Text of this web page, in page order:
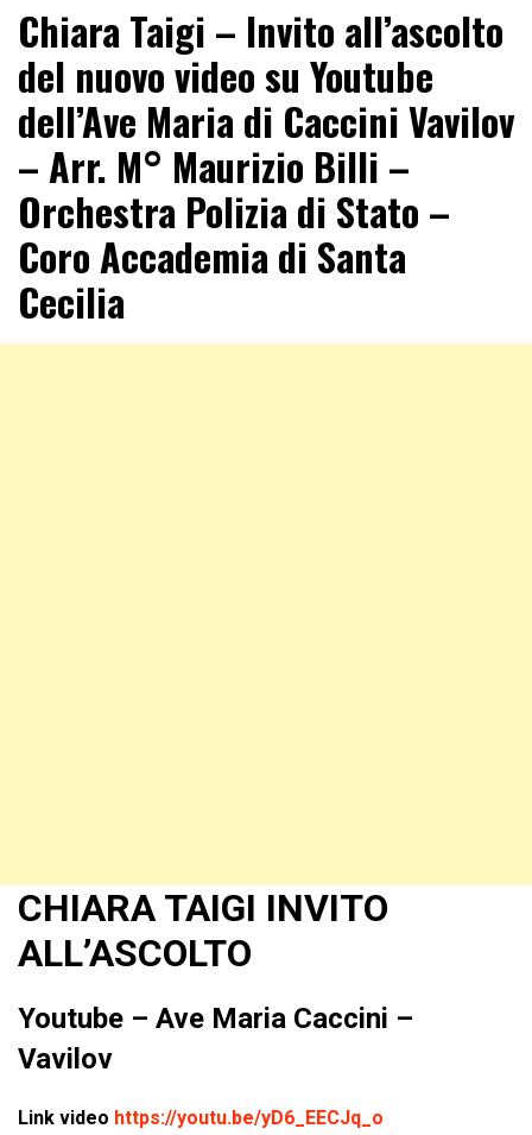
Chiara Taigi – Invito all’ascolto
del nuovo video su Youtube
dell’Ave Maria di Caccini Vavilov
– Arr. M° Maurizio Billi –
Orchestra Polizia di Stato –
Coro Accademia di Santa
Cecilia
CHIARA TAIGI INVITO
ALL’ASCOLTO
Youtube – Ave Maria Caccini –
Vavilov
Link video https://youtu.be/yD6_EECJq_o